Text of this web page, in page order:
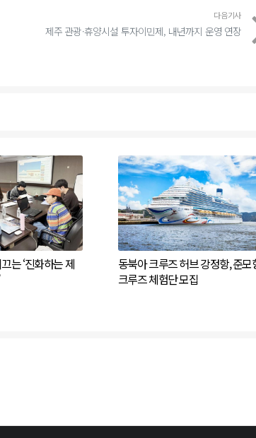
다음기사
제주 관광·휴양시설 투자이민제, 내년까지 운영 연장
는 ‘진화하는 제
동북아 크루즈 허브 강정항, 준모
크루즈 체험단 모집